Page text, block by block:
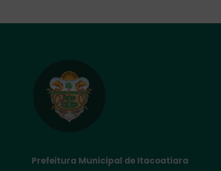
Prefeitura Municipal de Itacoatiara